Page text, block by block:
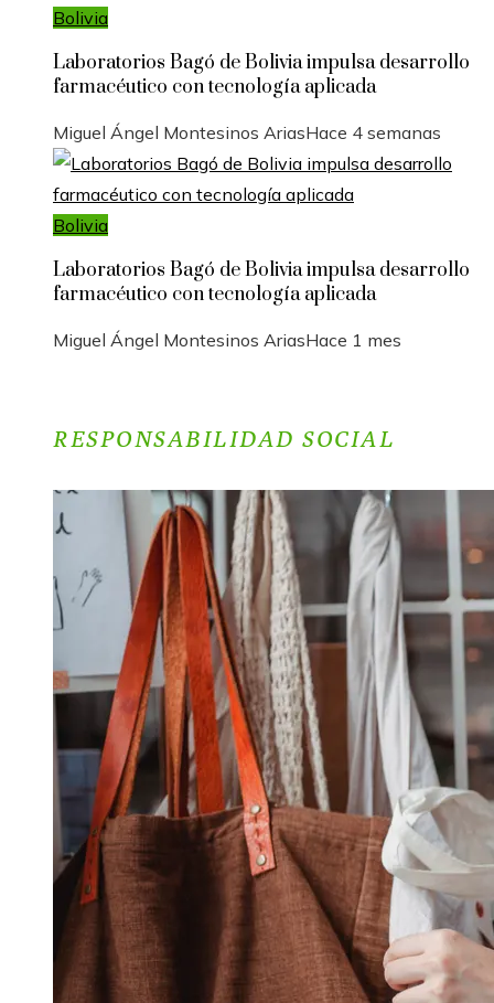
Bolivia
Laboratorios Bagó de Bolivia impulsa desarrollo
farmacéutico con tecnología aplicada
Miguel Ángel Montesinos AriasHace 4 semanas
Bolivia
Laboratorios Bagó de Bolivia impulsa desarrollo
farmacéutico con tecnología aplicada
Miguel Ángel Montesinos AriasHace 1 mes
RESPONSABILIDAD SOCIAL